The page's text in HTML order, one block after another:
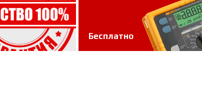
Бесплатно